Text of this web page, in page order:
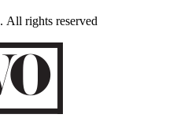
. All rights reserved